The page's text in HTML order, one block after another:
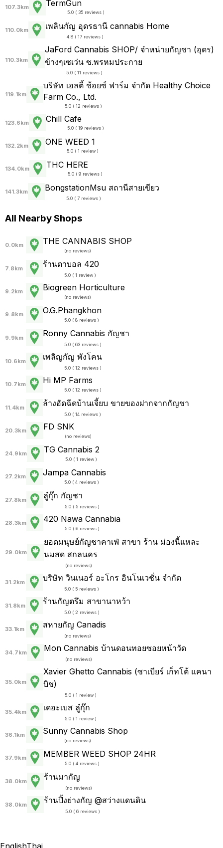
107.3km TermGun
5.0 ( 35 reviews )
110.0km เพลินกัญ อุดรธานี cannabis Home
4.8 ( 17 reviews )
110.3km
JaFord Cannabis SHOP/ จำหน่ายกัญชา (อุดร)
ข้างๆเซเว่น ซ.พรหมประกาย
5.0 ( 11 reviews )
119.1km
บริษัท เฮลตี้ ช้อยซ์ ฟาร์ม จำกัด Healthy Choice
Farm Co., Ltd.
5.0 ( 12 reviews )
123.6km Chill Cafe
5.0 ( 19 reviews )
132.2km ONE WEED 1
5.0 ( 1 review )
134.0km THC HERE
5.0 ( 9 reviews )
141.3km BongstationMsu สถานีสายเขียว
5.0 ( 7 reviews )
All Nearby Shops
0.0km THE CANNABIS SHOP
(no reviews)
7.8km ร้านตาบอล 420
5.0 ( 1 review )
9.2km Biogreen Horticulture
(no reviews)
9.8km O.G.Phangkhon
5.0 ( 8 reviews )
9.9km Ronny Cannabis กัญชา
5.0 ( 63 reviews )
10.6km เพลิญกัญ พังโคน
5.0 ( 12 reviews )
10.7km Hi MP Farms
5.0 ( 12 reviews )
11.4km ล้างอัดฉีดบ้านเจี้ยบ ขายของฝากจากกัญชา
5.0 ( 14 reviews )
20.3km FD SNK
(no reviews)
24.9km TG Cannabis 2
5.0 ( 1 review )
27.2km Jampa Cannabis
5.0 ( 4 reviews )
27.8km ลู๋กุ๊ก กัญชา
5.0 ( 5 reviews )
28.3km 420 Nawa Cannabia
5.0 ( 6 reviews )
29.0km
ยอดมนุษย์กัญชาคาเฟ่ สาขา ร้าน ม่องนี้แหละ
นมสด สกลนคร
(no reviews)
31.2km บริษัท วินเนอร์ อะโกร อินโนเวชั่น จำกัด
5.0 ( 5 reviews )
31.8km ร้านกัญตรึม สาขานาหว้า
5.0 ( 2 reviews )
33.1km สหายกัญ Canadis
(no reviews)
34.7km Mon Cannabis บ้านดอนทอยซอยหน้าวัด
(no reviews)
35.0km
Xavier Ghetto Cannabis (ซาเบียร์ เก็ทโต้ แคนา
บิช)
5.0 ( 1 review )
35.4km เดอะเบส ลู๋กุ๊ก
5.0 ( 1 review )
36.1km Sunny Cannabis Shop
(no reviews)
37.9km MEMBER WEED SHOP 24HR
5.0 ( 4 reviews )
38.0km ร้านมากัญ
(no reviews)
38.0km ร้านปิ้งย่างกัญ @สว่างแดนดิน
5.0 ( 6 reviews )